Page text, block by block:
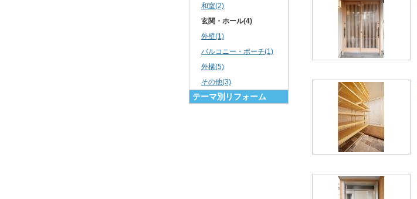
和室(2)
玄関・ホール(4)
外壁(1)
バルコニー・ポーチ(1)
外構(5)
その他(3)
テーマ別リフォーム